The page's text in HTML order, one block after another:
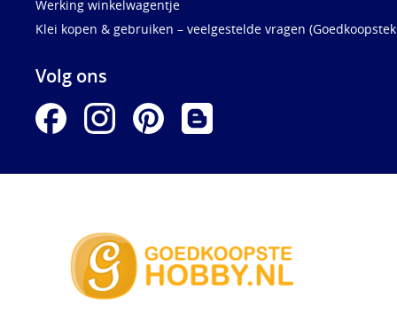
Werking winkelwagentje
Klei kopen & gebruiken – veelgestelde vragen
Volg ons